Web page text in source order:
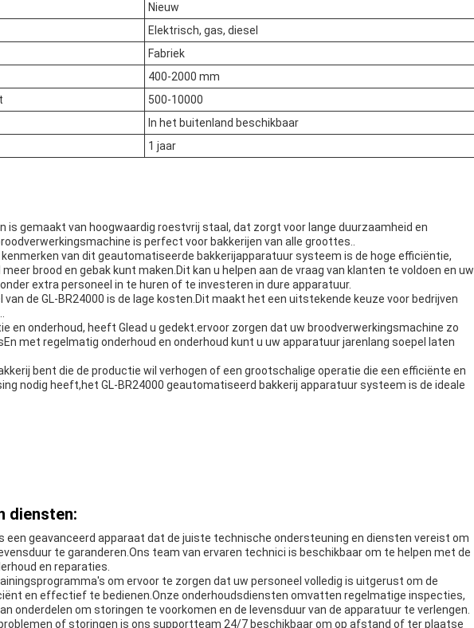
Nieuw
Elektrisch, gas, diesel
Fabriek
400-2000 mm
500-10000
In het buitenland beschikbaar
1 jaar
is gemaakt van hoogwaardig roestvrij staal, dat zorgt voor lange duurzaamheid en
is perfect voor bakkerijen van alle groottes..
kenmerken van dit geautomatiseerde bakkerijapparatuur systeem is de hoge efficiëntie,
brood en gebak kunt maken.Dit kan u helpen aan de vraag van klanten te voldoen en uw
extra personeel in te huren of te investeren in dure apparatuur.
van de GL-BR24000 is de lage kosten.Dit maakt het een uitstekende keuze voor bedrijven
en onderhoud, heeft Glead u gedekt.ervoor zorgen dat uw broodverwerkingsmachine zo
met regelmatig onderhoud en onderhoud kunt u uw apparatuur jarenlang soepel laten
bent die de productie wil verhogen of een grootschalige operatie die een efficiënte en
nodig heeft,het GL-BR24000 geautomatiseerd bakkerij apparatuur systeem is de ideale
diensten:
een geavanceerd apparaat dat de juiste technische ondersteuning en diensten vereist om
te garanderen.Ons team van ervaren technici is beschikbaar om te helpen met de
en reparaties.
om ervoor te zorgen dat uw personeel volledig is uitgerust om de
en effectief te bedienen.Onze onderhoudsdiensten omvatten regelmatige inspecties,
onderdelen om storingen te voorkomen en de levensduur van de apparatuur te verlengen.
of storingen is ons supportteam 24/7 beschikbaar om op afstand of ter plaatse